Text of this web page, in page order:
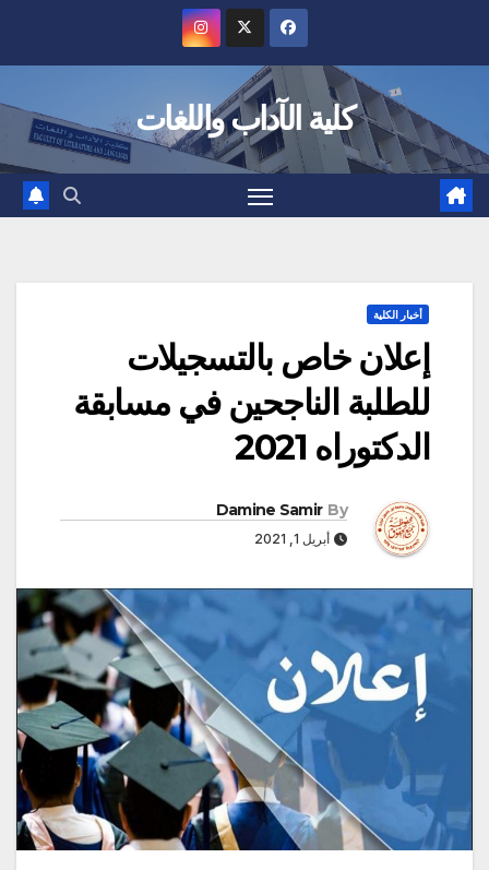
كلية الآداب واللغات
أخبار الكلية
إعلان خاص بالتسجيلات
للطلبة الناجحين في مسابقة
الدكتوراه 2021
By
Damine Samir
أبريل 1, 2021